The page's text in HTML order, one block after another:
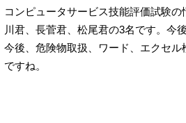
コンピュータサービス技能評価試験
川君、長菅君、松尾君の3名です。
今後、危険物取扱、ワード、エクセ
ですね。